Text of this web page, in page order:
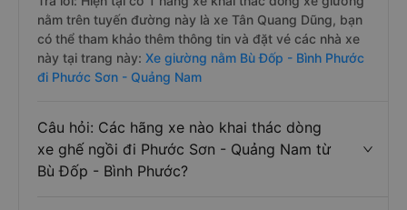
nằm trên tuyến đường này là xe Tân Quang Dũng, bạn
có thể tham khảo thêm thông tin và đặt vé các nhà xe
này tại trang này: Xe giường nằm Bù Đốp - Bình Phước
đi Phước Sơn - Quảng Nam
Câu hỏi: Các hãng xe nào khai thác dòng
xe ghế ngồi đi Phước Sơn - Quảng Nam từ
Bù Đốp - Bình Phước?